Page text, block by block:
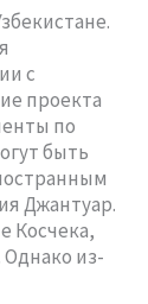
с
проекта
по
быть
Джантуар.
Косчека,
Однако из-